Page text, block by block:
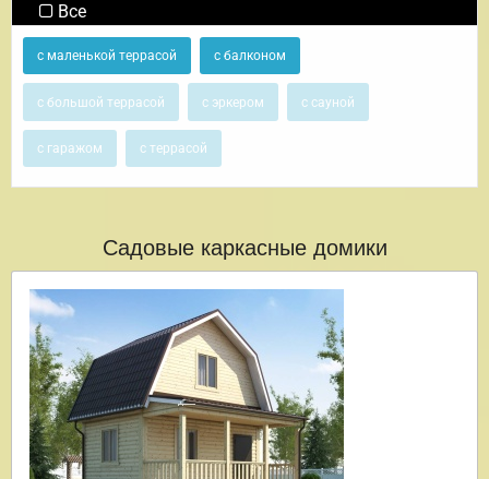
Все
с маленькой террасой с балконом
с большой террасой с эркером с сауной
с гаражом с террасой
Садовые каркасные домики